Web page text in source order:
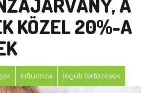
KÖZEL 20%-A
influenza légúti fertőzések